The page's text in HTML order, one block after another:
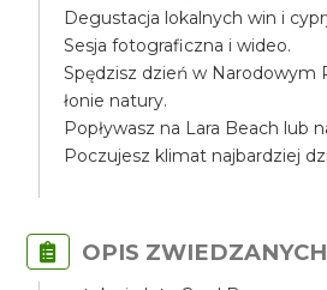
Degustacja lokalnych win i
Sesja fotograficzna i wideo.
Spędzisz dzień w Narodowym
łonie natury.
Popływasz na Lara Beach lub
Poczujesz klimat najbardziej
OPIS